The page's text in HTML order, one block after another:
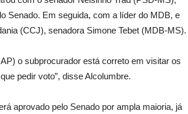
Senado. Em seguida, com a líder do MDB, e
(CCJ), senadora Simone Tebet (MDB-MS).
o subprocurador está correto em visitar os
pedir voto”, disse Alcolumbre.
aprovado pelo Senado por ampla maioria, já